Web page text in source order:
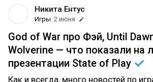
Никита Ентус
Игры 2 июня
God of War про Фэй, Until
Wolverine — что показали на
презентации State of Play
Как и всегда, много новостей по